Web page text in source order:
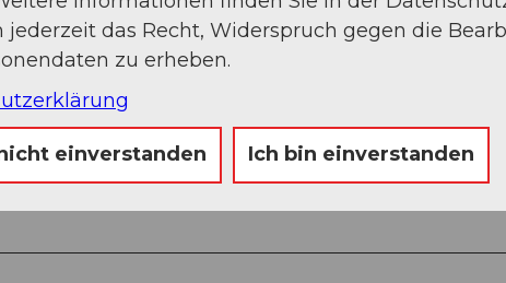
jederzeit das Recht, Widerspruch gegen die
zu erheben.
einverstanden Ich bin einverstanden